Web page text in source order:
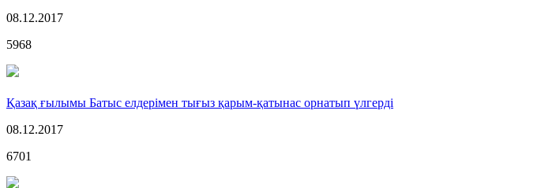
08.12.2017
5968
Қазақ ғылымы Батыс елдерімен тығыз қарым-қатынас орнатып үлгерді
08.12.2017
6701